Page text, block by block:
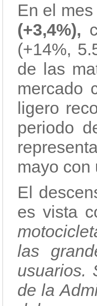
En el
(+3,4%),
(+14%,
de las
mercado
ligero
periodo
mayo con
El
es vista
las
usuarios.
de la